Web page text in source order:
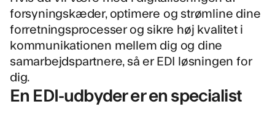
forsyningskæder, optimere og strømline dine
forretningsprocesser og sikre høj kvalitet i
kommunikationen mellem dig og dine
samarbejdspartnere, så er EDI løsningen for
dig.
En EDI-udbyder er en specialist